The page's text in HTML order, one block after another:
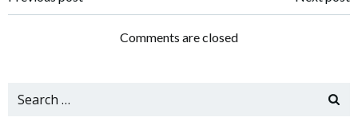
navigation
navigation
Comments are closed
Search